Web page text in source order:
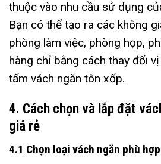
thuộc vào nhu cầu sử dụng
Bạn có thể tạo ra các không
phòng làm việc, phòng họp,
hàng chỉ bằng cách thay đổi
tấm vách ngăn tôn xốp.
4. Cách chọn và lắp đặt
giá rẻ
4.1 Chọn loại vách ngăn phù hợp